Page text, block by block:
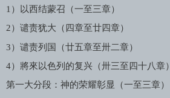
1 ）以西结蒙召（一至三章）
2）谴责犹大（四章至廿四章）
3）谴责列国（廿五章至卅二章）
4）將來以色列的复兴（卅三至四十八章）
第一大分段：神的荣耀彰显（一至三章）